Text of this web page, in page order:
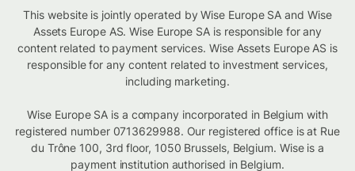
This website is jointly operated by Wise Europe SA and Wise
Assets Europe AS. Wise Europe SA is responsible for any
content related to payment services. Wise Assets Europe AS is
responsible for any content related to investment services,
including marketing.
Wise Europe SA is a company incorporated in Belgium with
registered number 0713629988. Our registered office is at Rue
du Trône 100, 3rd floor, 1050 Brussels, Belgium. Wise is a
payment institution authorised in Belgium.